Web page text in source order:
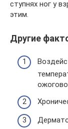
ступнях ног у
этим.
Другие